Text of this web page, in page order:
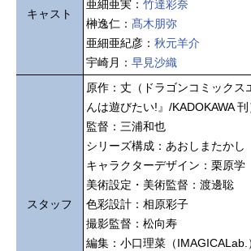
キャスト
亜細亜実： 竹達彩奈
榊逸仁： 髙木朋弥
亜細亜紀彦： 秋元羊介
宇崎月： 早見沙織
スタッフ
原作：丈（ドラゴンコミックス
んは遊びたい!』/KADOKAWA 刊
監督：三浦和也
シリーズ構成：あおしまたかし
キャラクターデザイン：栗原学
美術設定・美術監督：渡邊聡
色彩設計：相原彩子
撮影監督：松向寿
編集：小口理菜（IMAGICALab.